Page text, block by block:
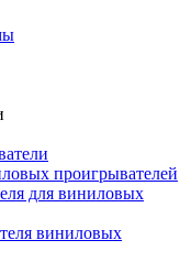
проигрывателей
для виниловых
виниловых